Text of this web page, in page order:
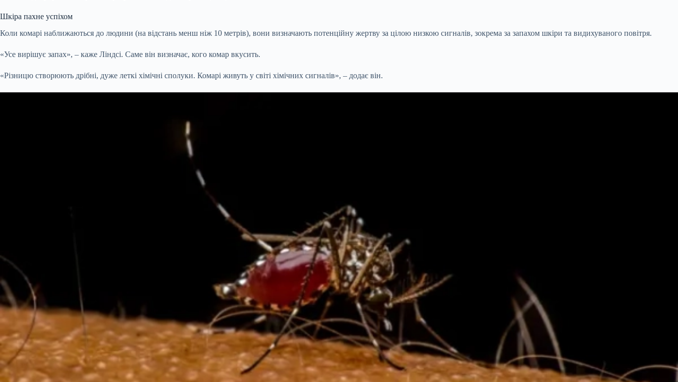
Шкіра пахне успіхом
Коли комарі наближаються до людини (на відстань менш ніж 10 метрів), вони визначають потенційну жертву за цілою низкою сигналів, зокрема за запахом шкіри та видихуваного повітря.
«Усе вирішує запах», – каже Ліндсі. Саме він визначає, кого комар вкусить.
«Різницю створюють дрібні, дуже леткі хімічні сполуки. Комарі живуть у світі хімічних сигналів», – додає він.